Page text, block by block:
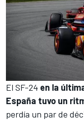
El SF-24 en la
España tuvo un
perdía un par de